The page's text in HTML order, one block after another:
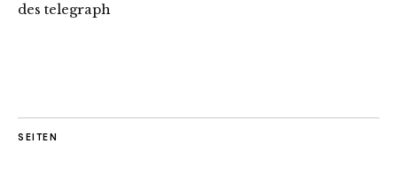
des telegraph
SEITEN